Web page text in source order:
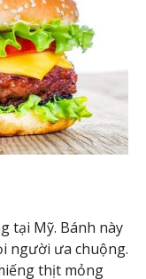
tại Mỹ. Bánh này
người ưa chuộng.
thịt mỏng